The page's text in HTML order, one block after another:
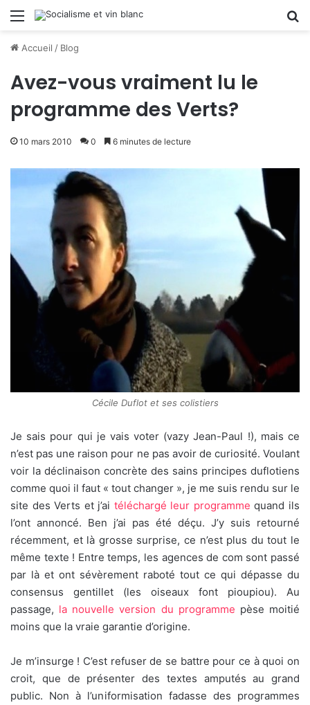
Menu
Accueil / Blog
Avez-vous vraiment lu le
programme des Verts?
10 mars 2010 0 6 minutes de lecture
Cécile Duflot et ses colistiers
Je sais pour qui je vais voter (vazy Jean-Paul !), mais ce
n’est pas une raison pour ne pas avoir de curiosité. Voulant
voir la déclinaison concrète des sains principes duflotiens
comme quoi il faut « tout changer », je me suis rendu sur le
site des Verts et j’ai téléchargé leur programme quand ils
l’ont annoncé. Ben j’ai pas été déçu. J’y suis retourné
récemment, et là grosse surprise, ce n’est plus du tout le
même texte ! Entre temps, les agences de com sont passé
par là et ont sévèrement raboté tout ce qui dépasse du
consensus gentillet (les oiseaux font pioupiou). Au
passage, la nouvelle version du programme pèse moitié
moins que la vraie garantie d’origine.
Je m’insurge ! C’est refuser de se battre pour ce à quoi on
croit, que de présenter des textes amputés au grand
public. Non à l’uniformisation fadasse des programmes